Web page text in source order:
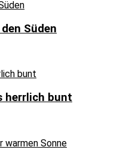
Süden
herrlich bunt